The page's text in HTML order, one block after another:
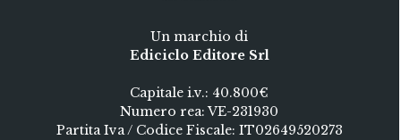
Un marchio di
Ediciclo Editore Srl
Capitale i.v.: 40.800€
Numero rea: VE-231930
Partita Iva / Codice Fiscale: IT02649520273